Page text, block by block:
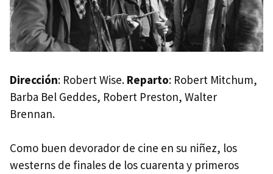
Dirección: Robert Wise. Reparto: Robert Mitchum,
Barba Bel Geddes, Robert Preston, Walter
Brennan.
Como buen devorador de cine en su niñez, los
westerns de finales de los cuarenta y primeros